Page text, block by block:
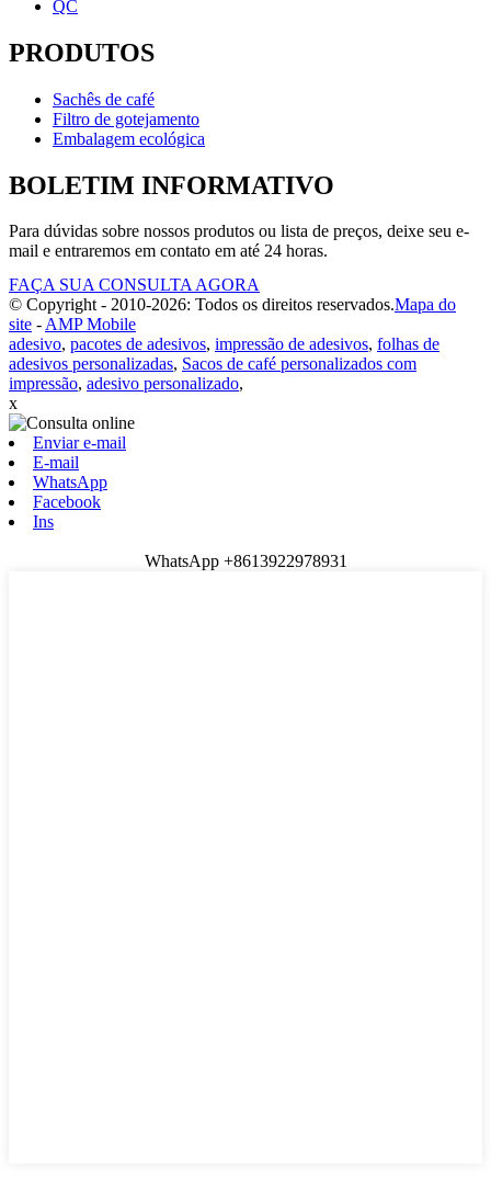
QC
PRODUTOS
Sachês de café
Filtro de gotejamento
Embalagem ecológica
BOLETIM INFORMATIVO
Para dúvidas sobre nossos produtos ou lista de preços, deixe seu e-
mail e entraremos em contato em até 24 horas.
FAÇA SUA CONSULTA AGORA
© Copyright - 2010-2026: Todos os direitos reservados.Mapa do
site -AMP Mobile
adesivo, pacotes de adesivos, impressão de adesivos, folhas de
adesivos personalizadas, Sacos de café personalizados com
impressão, adesivo personalizado,
x
Enviar e-mail
E-mail
WhatsApp
Facebook
Ins
WhatsApp +8613922978931